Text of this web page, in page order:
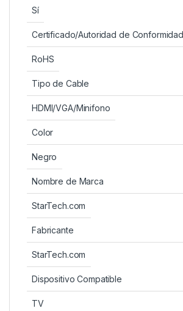
Sí
Certificado/Autoridad de
RoHS
Tipo de Cable
HDMI/VGA/Minifono
Color
Negro
Nombre de Marca
StarTech.com
Fabricante
StarTech.com
Dispositivo Compatible
TV